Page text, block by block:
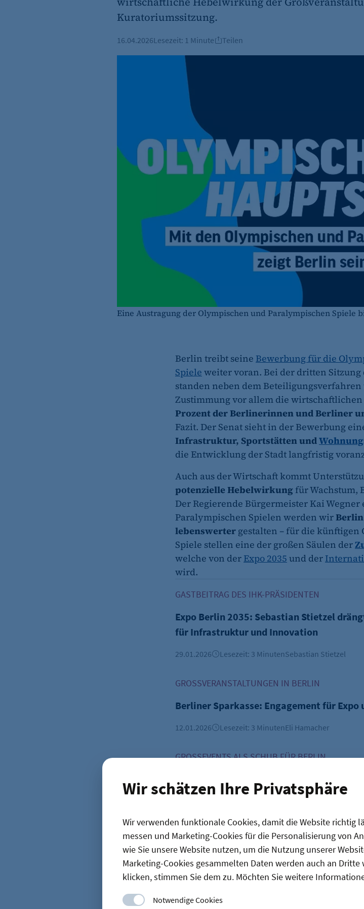
Wir schätzen Ihre Privatsphäre
Wir verwenden funktionale Cookies, damit die Website richtig
messen und Marketing-Cookies für die Personalisierung von
wie Sie unsere Website nutzen, um die Nutzung unserer
Marketing-Cookies gesammelten Daten werden auch an
klicken, stimmen Sie dem zu. Möchten Sie weitere
Notwendige Cookies
Kuratoriumssitzung.
16.04.2026Lesezeit: 1 Minute Teilen
Eine Austragung der Olympischen und Paralympischen
Berlin treibt seine Bewerbung für die
Spiele weiter voran. Bei der dritten
standen neben dem
Zustimmung vor allem die
Prozent der Berlinerinnen und Berliner
Fazit. Der Senat sieht in der Bewerbung
Infrastruktur, Sportstätten und
die Entwicklung der Stadt langfristig
Auch aus der Wirtschaft kommt
potenzielle Hebelwirkung für Wachstum,
Der Regierende Bürgermeister Kai
Paralympischen Spielen werden wir
lebenswerter gestalten – für die künftigen
Spiele stellen eine der großen Säulen der
welche von der Expo 2035 und der
wird.
GASTBEITRAG DES IHK-PRÄSIDENTEN
Expo Berlin 2035: Sebastian Stietzel
für Infrastruktur und Innovation
29.01.2026 Lesezeit: 3 MinutenSebastian Stietzel
GROSSVERANSTALTUNGEN IN BERLIN
Berliner Sparkasse: Engagement für Expo
12.01.2026 Lesezeit: 3 MinutenEli Hamacher
GROSSEVENTS ALS SCHUB FÜR BERLIN
Architekt Christoph Langhof: Sowohl
Bauausstellung
03.12.2025 Lesezeit: 5 Minuten Michael Gneuss
Startseite
Wirtschaftspolitik